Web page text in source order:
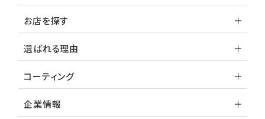
お店を探す
選ばれる理由
コーティング
企業情報